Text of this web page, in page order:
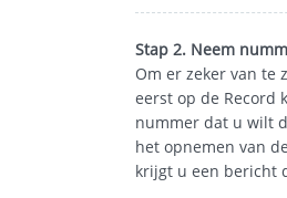
Stap 2. Neem
Om er zeker van te
eerst op de Record
nummer dat u wilt
het opnemen van
krijgt u een bericht